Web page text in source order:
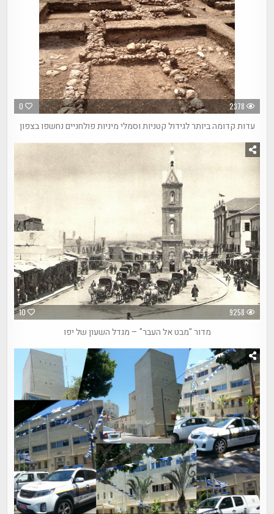
0 2378
עדות קדומה ביותר לגידול קטניות וסמלי מיניות פולחניים נחשפו בצפון
10 9258
מדור "מבט אל העבר" – מגדל השעון של יפו